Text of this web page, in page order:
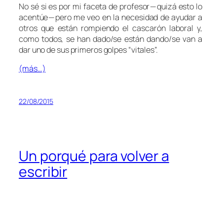
No sé si es por mi faceta de profesor — quizá esto lo
acentúe — pero me veo en la necesidad de ayudar a
otros que están rompiendo el cascarón laboral y,
como todos, se han dado/se están dando/se van a
dar uno de sus primeros golpes “vitales”.
(más…)
22/08/2015
Un porqué para volver a
escribir